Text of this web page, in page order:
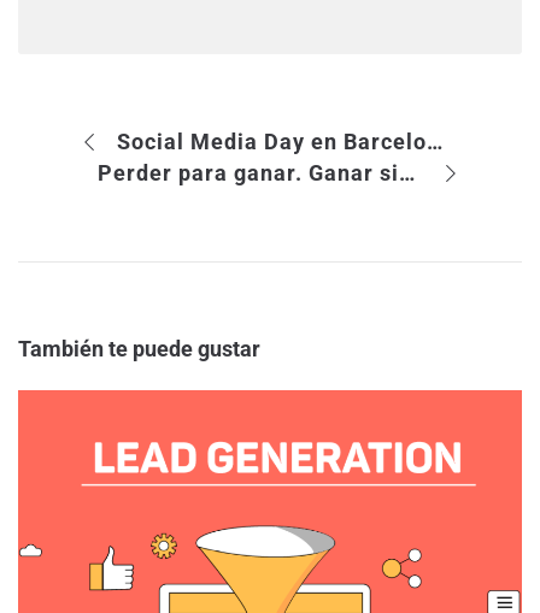
Social Media Day en Barcelona
Perder para ganar. Ganar sin rendirse
También te puede gustar